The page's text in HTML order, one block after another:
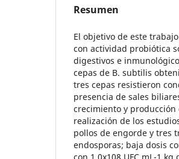
Resumen
El objetivo de este
con actividad probiótica
digestivos e
cepas de B. subtilis
tres cepas resistieron
presencia de sales
crecimiento y producción
realización de los
pollos de engorde y tres
endosporas; baja dosis